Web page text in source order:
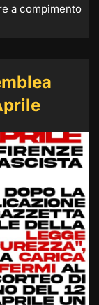
a compimento